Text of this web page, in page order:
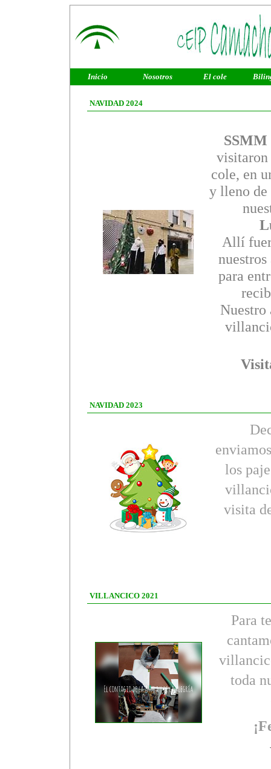
Inicio Nosotros El cole
NAVIDAD 2024
SSMM
visitaron
cole, en
y lleno de
Allí
para
Nuestro
NAVIDAD 2023
los
visita
VILLANCICO 2021
Para
toda